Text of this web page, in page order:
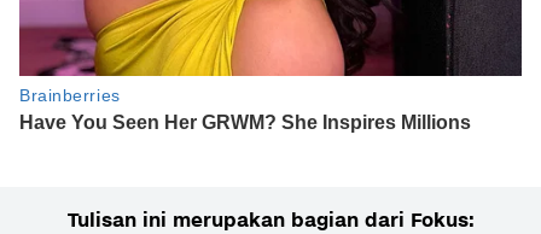
Tulisan ini merupakan bagian dari Fokus: